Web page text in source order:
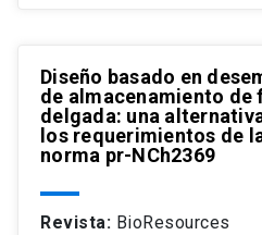
Diseño basado en
de almacenamiento de
delgada: una
los requerimientos de
norma pr-NCh2369
Revista: BioResources